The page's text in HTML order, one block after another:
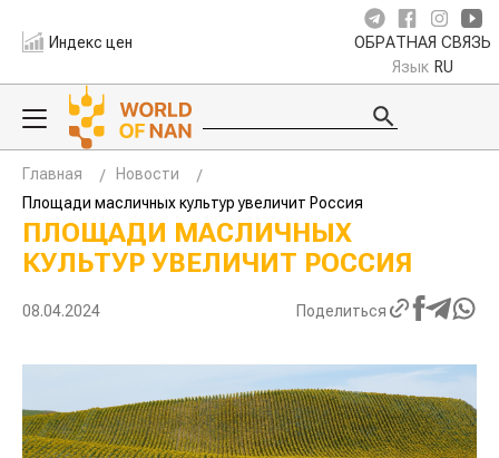
Индекс цен ОБРАТНАЯ СВЯЗЬ
Язык RU
Главная
Новости
Площади масличных культур увеличит Россия
ПЛОЩАДИ МАСЛИЧНЫХ
КУЛЬТУР УВЕЛИЧИТ РОССИЯ
08.04.2024 Поделиться